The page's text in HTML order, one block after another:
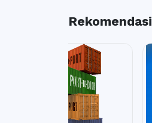
Rekomendasi